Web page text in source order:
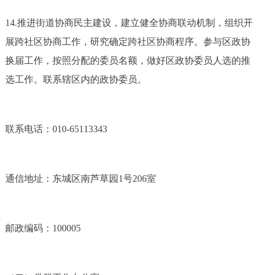
14.推进街道协商民主建设，建立健全协商联动机制，组织开
展跨社区协商工作，研究确定跨社区协商程序。参与区政协
换届工作，按照分配的委员名额，做好区政协委员人选的推
选工作。联系辖区内的政协委员。
联系电话：010-65113343
通信地址：东城区南芦草园1号206室
邮政编码：100005